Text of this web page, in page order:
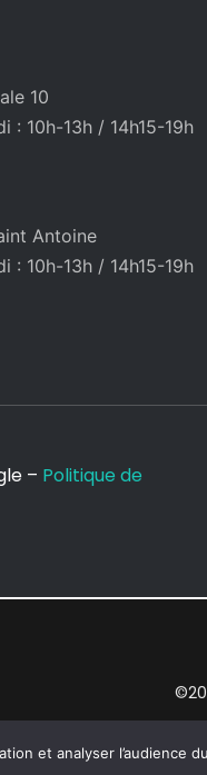
10
: 10h-13h / 14h15-19h
Antoine
: 10h-13h / 14h15-19h
– Politique de
et analyser